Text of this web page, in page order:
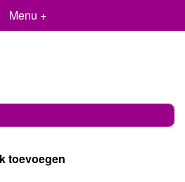
Menu +
toevoegen